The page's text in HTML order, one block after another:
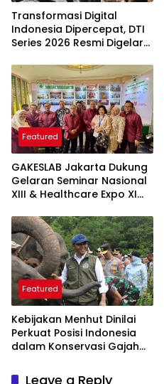
Transformasi Digital
Indonesia Dipercepat, DTI
Series 2026 Resmi Digelar
Featured
GAKESLAB Jakarta Dukung
Gelaran Seminar Nasional
XIII & Healthcare Expo XI
Featured
Kebijakan Menhut Dinilai
Perkuat Posisi Indonesia
dalam Konservasi Gajah
Leave a Reply